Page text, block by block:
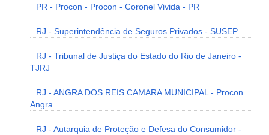
PR - Procon - Procon - Coronel Vivida - PR
RJ - Superintendência de Seguros Privados - SUSEP
RJ - Tribunal de Justiça do Estado do Rio de Janeiro -
TJRJ
RJ - ANGRA DOS REIS CAMARA MUNICIPAL - Procon
Angra
RJ - Autarquia de Proteção e Defesa do Consumidor -